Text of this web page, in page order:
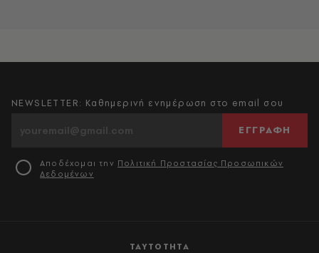
ΤΑΥΤΟΤΗΤΑ
NEWSLETTER: Καθημερινή ενημέρωση στο email σου
ΕΓΓΡΑΦΗ
Αποδέχομαι την Πολιτική Προστασίας Προσωπικών
Δεδομένων